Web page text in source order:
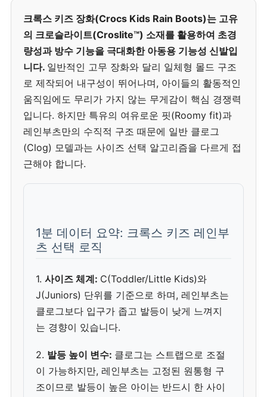
크록스 키즈 장화(Crocs Kids Rain Boots)는 고유
의 크로슬라이트(Croslite™) 소재를 활용하여 초경
량성과 방수 기능을 극대화한 아동용 기능성 신발입
니다. 일반적인 고무 장화와 달리 일체형 몰드 구조
로 제작되어 내구성이 뛰어나며, 아이들의 활동적인
움직임에도 무리가 가지 않는 무게감이 핵심 경쟁력
입니다. 하지만 특유의 여유로운 핏(Roomy fit)과
레인부츠만의 수직적 구조 때문에 일반 클로그
(Clog) 모델과는 사이즈 선택 알고리즘을 다르게 접
근해야 합니다.
1분 데이터 요약: 크록스 키즈 레인부
츠 선택 로직
1. 사이즈 체계: C(Toddler/Little Kids)와
J(Juniors) 단위를 기준으로 하며, 레인부츠는
클로그보다 입구가 좁고 발등이 낮게 느껴지
는 경향이 있습니다.
2. 발등 높이 변수: 클로그는 스트랩으로 조절
이 가능하지만, 레인부츠는 고정된 원통형 구
조이므로 발등이 높은 아이는 반드시 한 사이